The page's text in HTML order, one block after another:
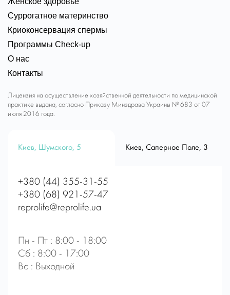
Суррогатное материнство
Криоконсервация спермы
Программы Check-up
О нас
Контакты
Лицензия на осуществление хозяйственной деятельности по медицинской
практике выдана, согласно Приказу Минздрава Украины № 683 от 07
июля 2016 года.
Киев, Шумского, 5 Киев, Саперное Поле, 3
+380 (44) 355-31-55
+380 (68) 921-57-47
reprolife@reprolife.ua
Пн - Пт : 8:00 - 18:00
Сб : 8:00 - 17:00
Вс : Выходной